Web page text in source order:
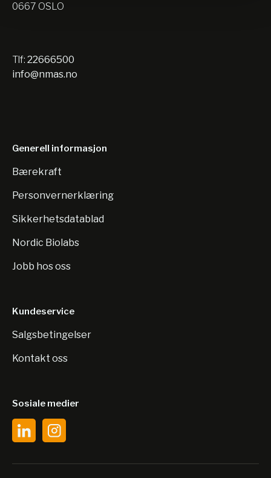
0667 OSLO
Tlf: 22666500
info@nmas.no
Generell informasjon
Bærekraft
Personvernerklæring
Sikkerhetsdatablad
Nordic Biolabs
Jobb hos oss
Kundeservice
Salgsbetingelser
Kontakt oss
Sosiale medier